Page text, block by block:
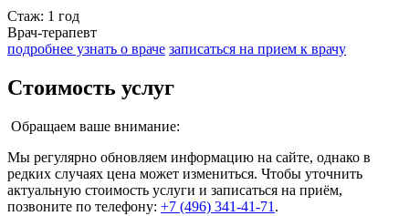
Стаж: 1 год
Врач-терапевт
подробнее узнать о враче записаться на прием к врачу
Стоимость услуг
Обращаем ваше внимание:
Мы регулярно обновляем информацию на сайте, однако в
редких случаях цена может измениться. Чтобы уточнить
актуальную стоимость услуги и записаться на приём,
позвоните по телефону: +7 (496) 341-41-71 .